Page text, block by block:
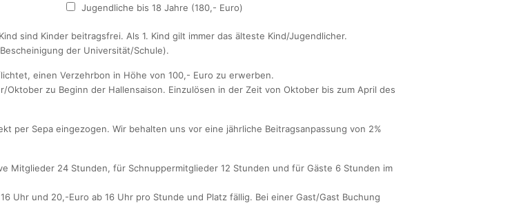
Jugendliche bis 18 Jahre (180,- Euro)
sind Kinder beitragsfrei. Als 1. Kind gilt immer das älteste Kind/Jugendlicher.
der Universität/Schule).
einen Verzehrbon in Höhe von 100,- Euro zu erwerben.
zu Beginn der Hallensaison. Einzulösen in der Zeit von Oktober bis zum April des
per Sepa eingezogen. Wir behalten uns vor eine jährliche Beitragsanpassung von 2%
Mitglieder 24 Stunden, für Schnuppermitglieder 12 Stunden und für Gäste 6 Stunden im
Uhr und 20,-Euro ab 16 Uhr pro Stunde und Platz fällig. Bei einer Gast/Gast Buchung